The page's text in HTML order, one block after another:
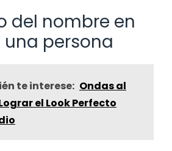
del nombre en
persona
te interese: Ondas al
el Look Perfecto